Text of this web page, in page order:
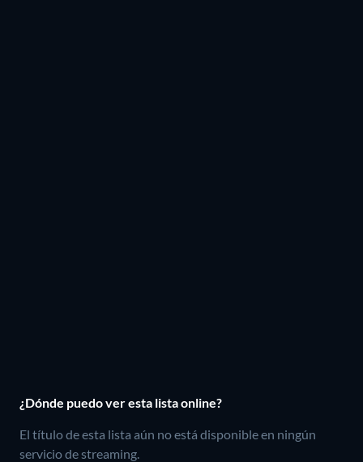
¿Dónde puedo ver esta lista online?
El título de esta lista aún no está disponible en ningún
servicio de streaming.